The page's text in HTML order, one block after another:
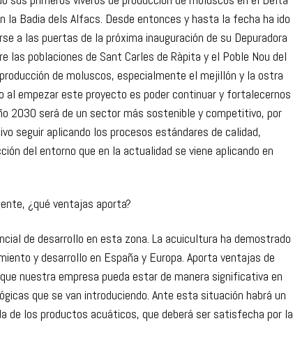
la Badia dels Alfacs. Desde entonces y hasta la fecha ha ido
a las puertas de la próxima inauguración de su Depuradora
las poblaciones de Sant Carles de Ràpita y el Poble Nou del
de moluscos, especialmente el mejillón y la ostra
al empezar este proyecto es poder continuar y fortalecernos
2030 será de un sector más sostenible y competitivo, por
seguir aplicando los procesos estándares de calidad,
del entorno que en la actualidad se viene aplicando en
¿qué ventajas aporta?
de desarrollo en esta zona. La acuicultura ha demostrado
y desarrollo en España y Europa. Aporta ventajas de
nuestra empresa pueda estar de manera significativa en
que se van introduciendo. Ante esta situación habrá un
de los productos acuáticos, que deberá ser satisfecha por la